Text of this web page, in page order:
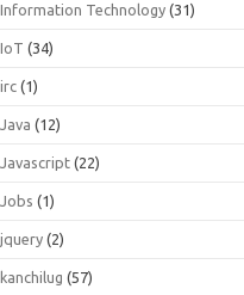
Information Technology (31)
IoT (34)
irc (1)
Java (12)
Javascript (22)
Jobs (1)
jquery (2)
kanchilug (57)